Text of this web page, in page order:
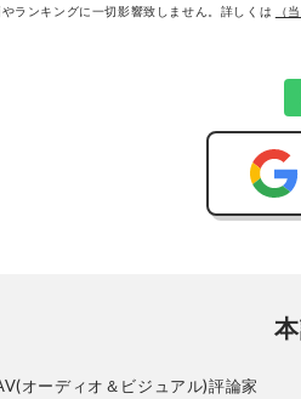
ランキングに一切影響致しません。詳しくは
（
オーディオ＆ビジュアル)評論家